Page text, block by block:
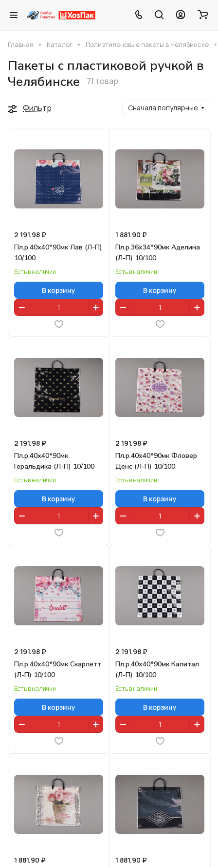
Главная Каталог Полиэтиленовые пакеты в Челябинске
Пакеты с пластиковой ручкой в
Челябинске
71 товар
Фильтр Сначала популярные
2 191.98 ₽
Пл.р.40х40*90мк Лав (Л-П)
10/100
Есть в наличии
В корзину
1 881.90 ₽
Пл.р.36х34*90мк Аделина
(Л-П) 10/100
Есть в наличии
В корзину
2 191.98 ₽
Пл.р.40х40*90мк
Геральдика (Л-П) 10/100
Есть в наличии
В корзину
2 191.98 ₽
Пл.р.40х40*90мк Фловер
Денс (Л-П) 10/100
Есть в наличии
В корзину
2 191.98 ₽
Пл.р.40х40*90мк Скарлетт
(Л-П) 10/100
Есть в наличии
В корзину
2 191.98 ₽
Пл.р.40х40*90мк Капитал
(Л-П) 10/100
Есть в наличии
В корзину
1 881.90 ₽
1 881.90 ₽